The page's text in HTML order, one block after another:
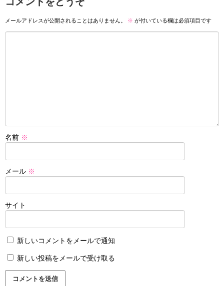
メールアドレスが公開されることはありません。 ※ が付いている欄は必須項目です
名前 ※
メール ※
サイト
新しいコメントをメールで通知
新しい投稿をメールで受け取る